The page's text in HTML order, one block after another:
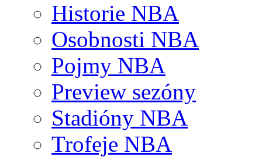
Historie NBA
Osobnosti NBA
Pojmy NBA
Preview sezóny
Stadióny NBA
Trofeje NBA